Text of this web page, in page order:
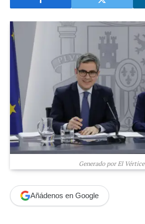
Generado por El Vértice
Añádenos en Google